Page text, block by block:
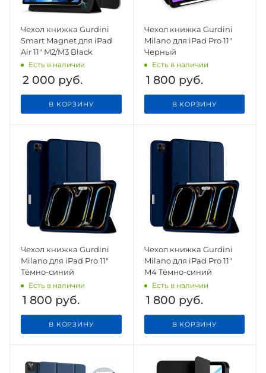
Чехол книжка Gurdini
Smart Magnet для iPad
Air 11" M2/M3 Black
Есть в наличии
2 000 руб.
В КОРЗИНУ
Чехол книжка Gurdini
Milano для iPad Pro 11"
Черный
Есть в наличии
1 800 руб.
В КОРЗИНУ
Чехол книжка Gurdini
Milano для iPad Pro 11"
Тёмно-синий
Есть в наличии
1 800 руб.
В КОРЗИНУ
Чехол книжка Gurdini
Milano для iPad Pro 11"
M4 Тёмно-синий
Есть в наличии
1 800 руб.
В КОРЗИНУ